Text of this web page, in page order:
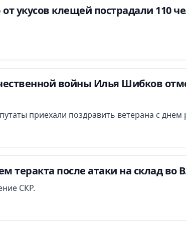
укусов клещей пострадали 110
войны Илья Шибков
приехали поздравить ветерана с
теракта после атаки на склад во
СКР.